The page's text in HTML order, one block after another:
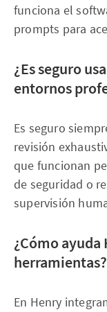
funciona el
prompts para
¿Es seguro
entornos
Es seguro
revisión
que funcionan
de seguridad o
supervisión
¿Cómo ayuda
herramientas?
En Henry